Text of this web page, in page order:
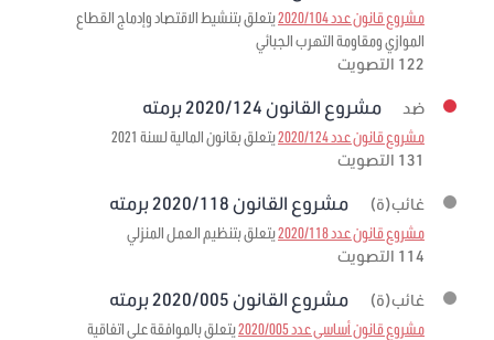
مشروع قانون عدد 2020/104
يتعلق بتنشيط الاقتصاد وإدماج القطاع
الموازي ومقاومة التهرب الجبائي
122 التصويت
ضد مشروع القانون 2020/124 برمته
مشروع قانون عدد 2020/124
يتعلق بقانون المالية لسنة 2021
131 التصويت
غائب(ة) مشروع القانون 2020/118 برمته
مشروع قانون عدد 2020/118
يتعلق بتنظيم العمل المنزلي
114 التصويت
غائب(ة) مشروع القانون 2020/005 برمته
مشروع قانون أساسي عدد 2020/005
يتعلق بالموافقة على اتفاقية